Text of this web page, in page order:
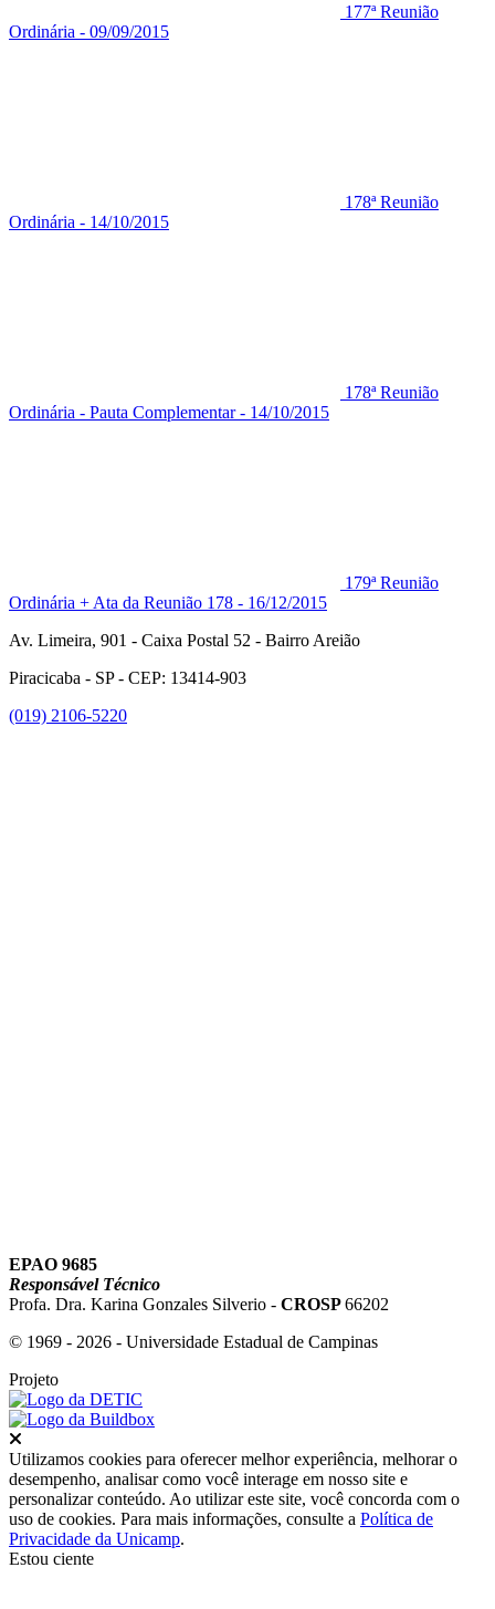
177ª Reunião
Ordinária - 09/09/2015
178ª Reunião
Ordinária - 14/10/2015
178ª Reunião
Ordinária - Pauta Complementar - 14/10/2015
179ª Reunião
Ordinária + Ata da Reunião 178 - 16/12/2015
Av. Limeira, 901 - Caixa Postal 52 - Bairro Areião
Piracicaba - SP - CEP: 13414-903
(019) 2106-5220
EPAO 9685
Responsável Técnico
Profa. Dra. Karina Gonzales Silverio - CROSP66202
© 1969 - 2026 - Universidade Estadual de Campinas
Projeto
Utilizamos cookies para oferecer melhor experiência, melhorar o
desempenho, analisar como você interage em nosso site e
personalizar conteúdo. Ao utilizar este site, você concorda com o
uso de cookies. Para mais informações, consulte a Política de
Privacidade da Unicamp.
Estou ciente